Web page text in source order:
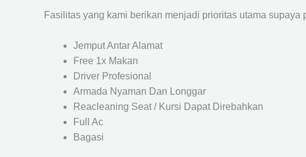
Fasilitas yang kami berikan menjadi prioritas utama
Jemput Antar Alamat
Free 1x Makan
Driver Profesional
Armada Nyaman Dan Longgar
Reacleaning Seat / Kursi Dapat Direbahkan
Full Ac
Bagasi